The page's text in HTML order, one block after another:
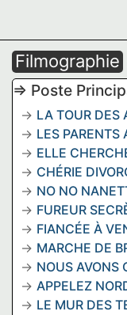
Filmographie
=> Poste
LA TOUR DES
LES PARENTS
ELLE
CHÉRIE
NO NO
FUREUR
FIANCÉE À
MARCHE DE
NOUS AVONS
APPELEZ
LE MUR DES